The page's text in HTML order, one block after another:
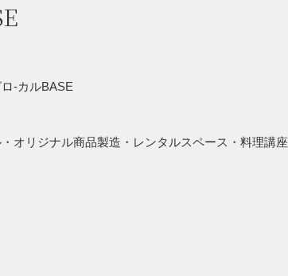
-カルBASE
オリジナル商品製造・レンタルスペース・料理講座